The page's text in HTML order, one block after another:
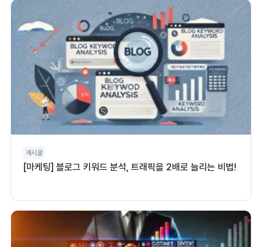
게시글
[마케팅] 블로그 키워드 분석, 트래픽을 2배로 늘리는 비법!